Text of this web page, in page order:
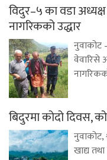
विदुर–५ का वडा अध्यक्ष
नागरिकको उद्धार
नुवाकोट
वेवारिसे
बिदुरमा कोदो दिवस,
नुवाकोट,
खाद्य